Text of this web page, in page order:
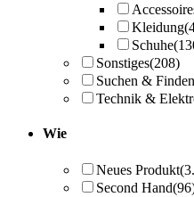
Kleidung
Schuhe
Sonstiges(208)
Suchen & Finden
Technik &
Wie
Neues Produkt
Second Hand